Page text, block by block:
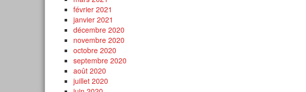
février 2021
janvier 2021
décembre 2020
novembre 2020
octobre 2020
septembre 2020
août 2020
juillet 2020